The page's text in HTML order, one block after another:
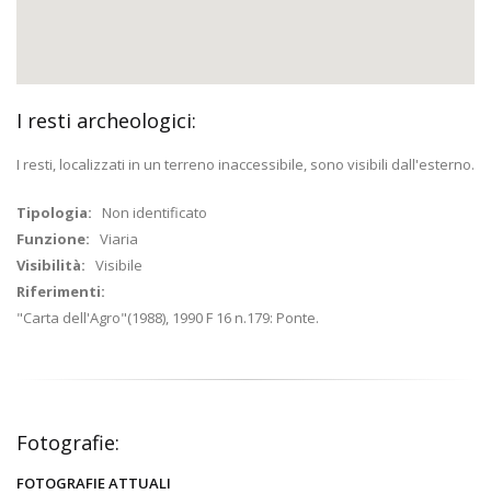
I resti archeologici:
I resti, localizzati in un terreno inaccessibile, sono visibili dall'esterno.
Tipologia: Non identificato
Funzione: Viaria
Visibilità: Visibile
Riferimenti:
"Carta dell'Agro"(1988), 1990 F 16 n.179: Ponte.
Fotografie:
FOTOGRAFIE ATTUALI